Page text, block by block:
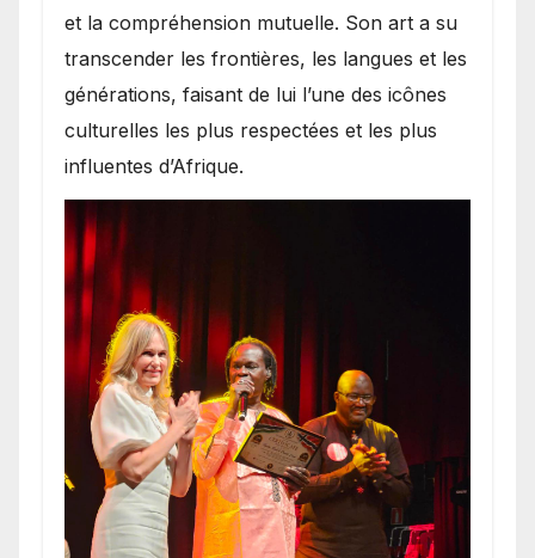
et la compréhension mutuelle. Son art a su
transcender les frontières, les langues et les
générations, faisant de lui l’une des icônes
culturelles les plus respectées et les plus
influentes d’Afrique.